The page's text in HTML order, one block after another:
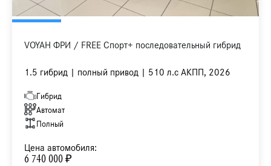
VOYAH ФРИ / FREE Спорт+ последовательный гибрид
1.5 гибрид | полный привод | 510 л.с АКПП, 2026
Гибрид
Автомат
Полный
Цена автомобиля:
6 740 000 ₽